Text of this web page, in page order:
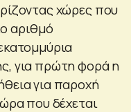
χώρες που
αριθμό
για πρώτη φορά η
για παροχή
που δέχεται